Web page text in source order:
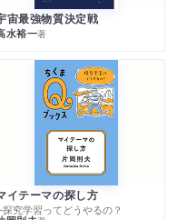
宙最強物質決定戦
水裕一著
イテーマの探し方
究学習ってどうやるの？